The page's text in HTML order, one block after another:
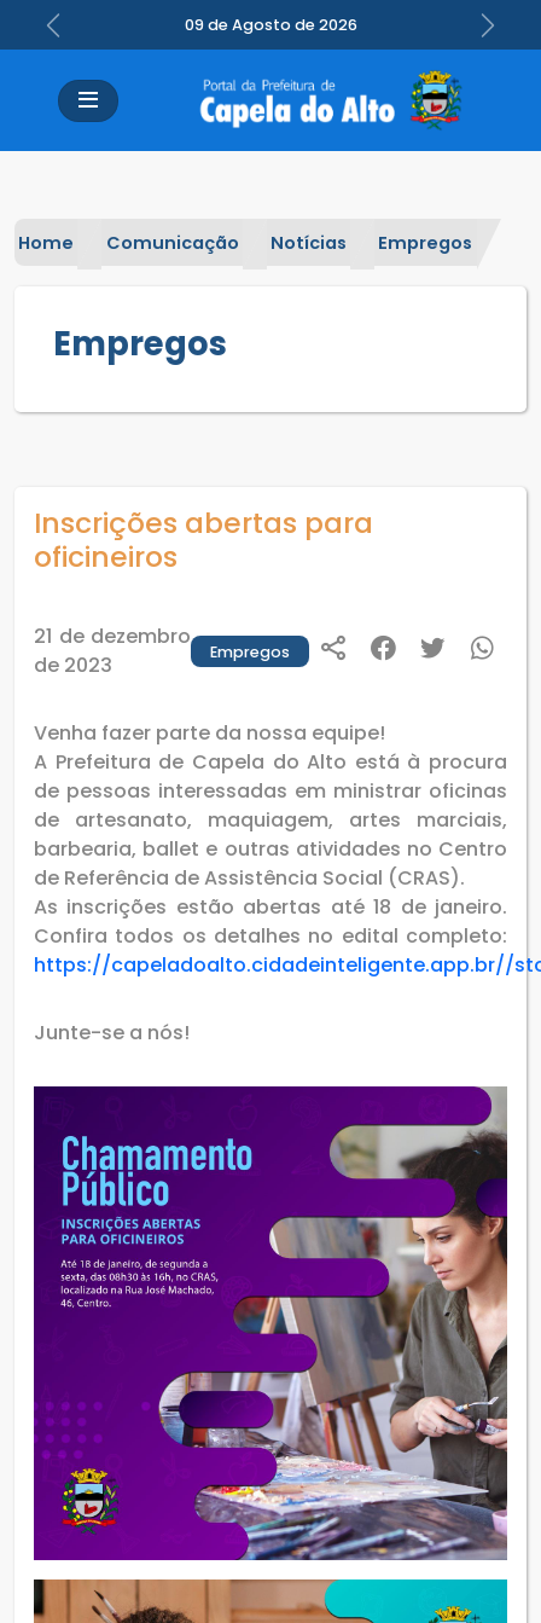
09 de Agosto de 2026
Previous Next
Home Comunicação Notícias Empregos
Empregos
Inscrições abertas para
oficineiros
21 de dezembro
de 2023
Empregos
Venha fazer parte da nossa equipe!
A Prefeitura de Capela do Alto está à procura
de pessoas interessadas em ministrar oficinas
de artesanato, maquiagem, artes marciais,
barbearia, ballet e outras atividades no Centro
de Referência de Assistência Social (CRAS).
As inscrições estão abertas até 18 de janeiro.
Confira todos os detalhes no edital completo:
https://capeladoalto.cidadeinteligente.app.br//
Junte-se a nós!